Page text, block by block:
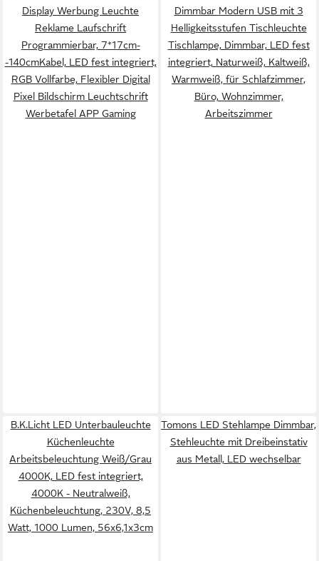
Display Werbung Leuchte
Reklame Laufschrift
Programmierbar, 7*17cm-
-140cmKabel, LED fest integriert,
RGB Vollfarbe, Flexibler Digital
Pixel Bildschirm Leuchtschrift
Werbetafel APP Gaming
Dimmbar Modern USB mit 3
Helligkeitsstufen Tischleuchte
Tischlampe, Dimmbar, LED fest
integriert, Naturweiß, Kaltweiß,
Warmweiß, für Schlafzimmer,
Büro, Wohnzimmer,
Arbeitszimmer
B.K.Licht LED Unterbauleuchte
Küchenleuchte
Arbeitsbeleuchtung Weiß/Grau
4000K, LED fest integriert,
4000K - Neutralweiß,
Küchenbeleuchtung, 230V, 8,5
Watt, 1000 Lumen, 56x6,1x3cm
Tomons LED Stehlampe Dimmbar,
Stehleuchte mit Dreibeinstativ
aus Metall, LED wechselbar